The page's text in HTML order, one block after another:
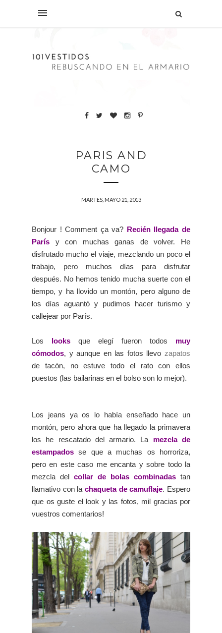
PARIS AND
CAMO
MARTES, MAYO 21, 2013
Bonjour ! Comment ça va? Recién llegada de
París y con muchas ganas de volver. He
disfrutado mucho el viaje, mezclando un poco el
trabajo, pero muchos días para disfrutar
después. No hemos tenido mucha suerte con el
tiempo, y ha llovido un montón, pero alguno de
los días aguantó y pudimos hacer turismo y
callejear por París.
Los looks que elegí fueron todos
muy
cómodos, y aunque en las fotos llevo zapatos
de tacón, no estuve todo el rato con ellos
puestos (las bailarinas en el bolso son lo mejor).
Los jeans ya os lo había enseñado hace un
montón, pero ahora que ha llegado la primavera
los he rescatado del armario. La mezcla de
estampados se que a muchas os horroriza,
pero en este caso me encanta y sobre todo la
mezcla del collar de bolas combinadas tan
llamativo con la chaqueta de camuflaje. Espero
que os guste el look y las fotos, mil gracias por
vuestros comentarios!